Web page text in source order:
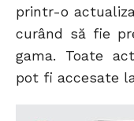
printr-o
curând să fie
gama. Toate
pot fi accesate